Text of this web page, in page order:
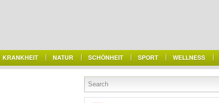
KRANKHEIT NATUR SCHÖNHEIT SPORT WELLNESS